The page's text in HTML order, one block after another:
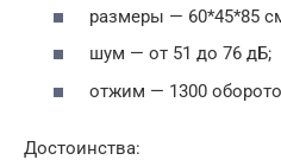
размеры — 60*45*85
шум — от 51 до 76 дБ;
отжим — 1300
Достоинства: